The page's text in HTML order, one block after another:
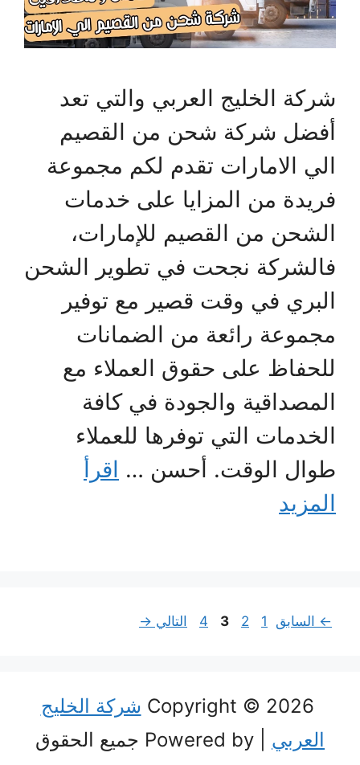
شركة الخليج العربي والتي تعد
أفضل شركة شحن من القصيم
الي الامارات تقدم لكم مجموعة
فريدة من المزايا على خدمات
الشحن من القصيم للإمارات،
فالشركة نجحت في تطوير الشحن
البري في وقت قصير مع توفير
مجموعة رائعة من الضمانات
للحفاظ على حقوق العملاء مع
المصداقية والجودة في كافة
الخدمات التي توفرها للعملاء
طوال الوقت. أحسن … اقرأ
المزيد
← السابق Page
1
Page
2
Page
3
Page
4 التالي →
شركة الخليج
العربي
| Powered by جميع الحقوق